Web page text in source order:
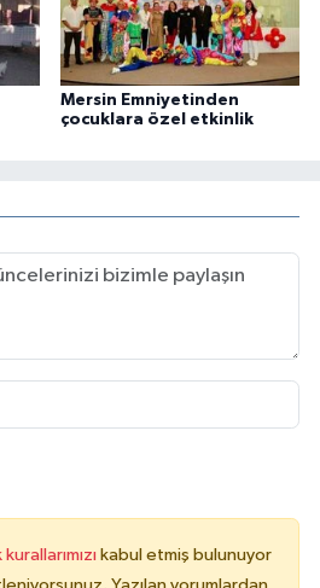
Mersin Emniyetinden
çocuklara özel etkinlik
kabul etmiş bulunuyor